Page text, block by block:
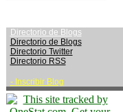
Directorio de Blogs
Directorio de Blogs
Directorio Twitter
Directorio RSS
- Inscribir Blog